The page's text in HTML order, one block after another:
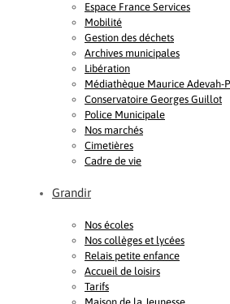
Espace France Services
Mobilité
Gestion des déchets
Archives municipales
Libération
Médiathèque Maurice Adevah-
Conservatoire Georges Guillot
Police Municipale
Nos marchés
Cimetières
Cadre de vie
Grandir
Nos écoles
Nos collèges et lycées
Relais petite enfance
Accueil de loisirs
Tarifs